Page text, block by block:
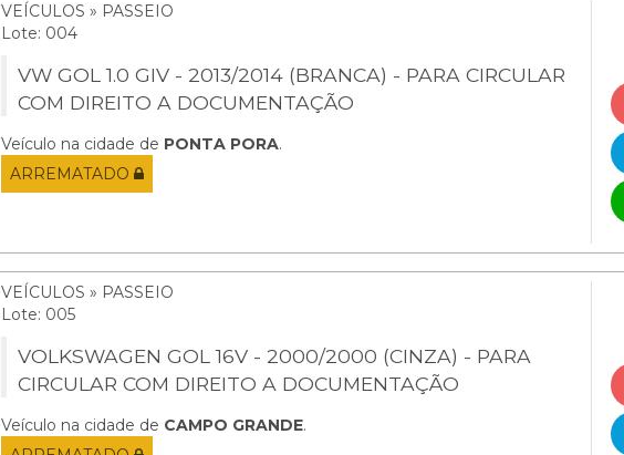
VEÍCULOS » PASSEIO
Lote: 004
VW GOL 1.0 GIV - 2013/2014 (BRANCA) - PARA CIRCULAR
COM DIREITO A DOCUMENTAÇÃO
Veículo na cidade de PONTA PORA.
ARREMATADO
VEÍCULOS » PASSEIO
Lote: 005
VOLKSWAGEN GOL 16V - 2000/2000 (CINZA) - PARA
CIRCULAR COM DIREITO A DOCUMENTAÇÃO
Veículo na cidade de CAMPO GRANDE.